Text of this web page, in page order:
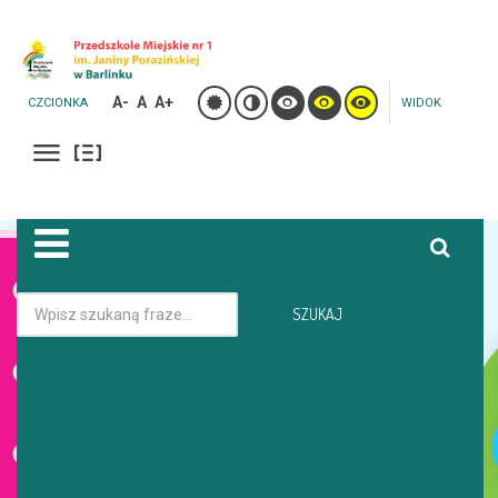
CZCIONKA A- A A+ WIDOK
SZUKAJ
Jesteś tutaj:Strona główna
GRUPA KRECIKI I MOTYLKI BRAŁA UDZIŁ W MARSZU DLA